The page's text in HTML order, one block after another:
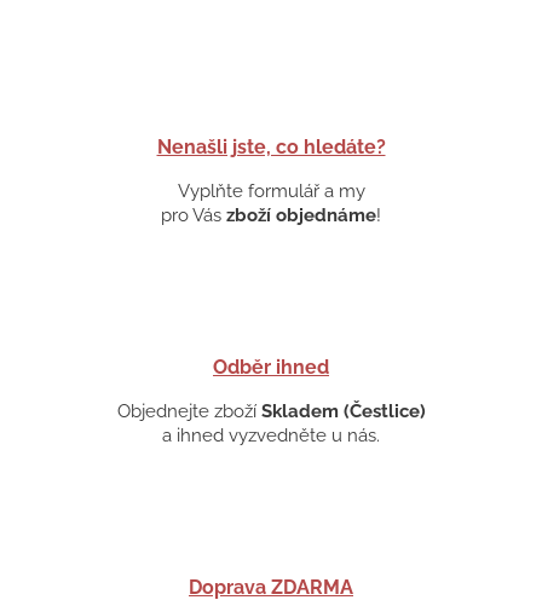
Nenašli jste, co hledáte?
Vyplňte formulář a my
pro Vás zboží objednáme!
Odběr ihned
Objednejte zboží Skladem (Čestlice)
a ihned vyzvedněte u nás.
Doprava ZDARMA